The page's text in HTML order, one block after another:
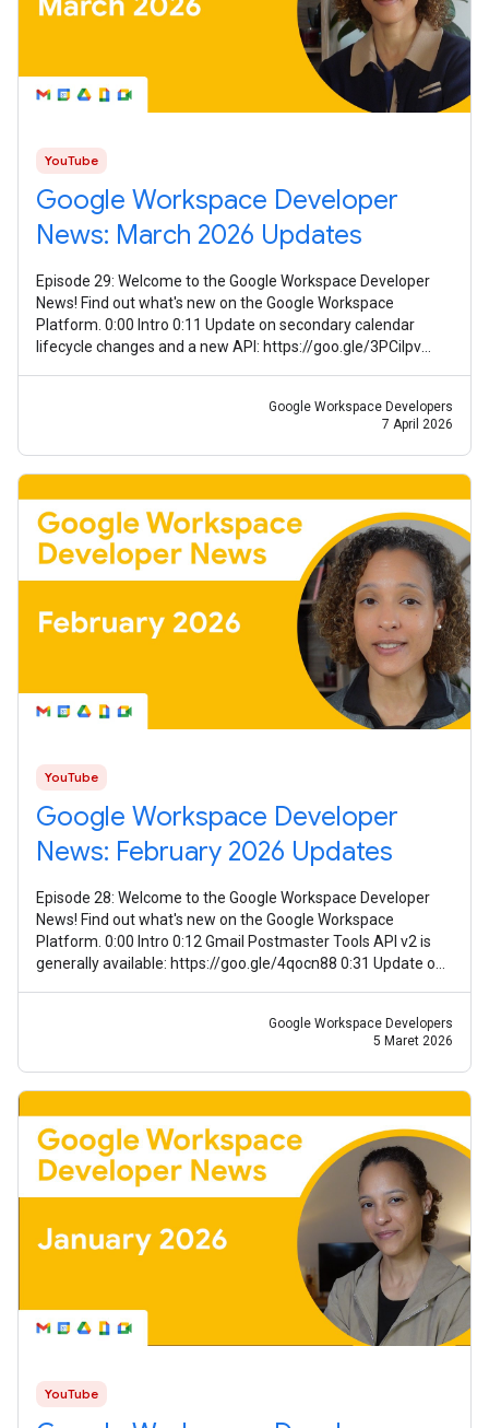
YouTube
Google Workspace Developer
News: March 2026 Updates
Episode 29: Welcome to the Google Workspace Developer
News! Find out what's new on the Google Workspace
Platform. 0:00 Intro 0:11 Update on secondary calendar
lifecycle changes and a new API: https://goo.gle/3PCilpv
Google Workspace Developers
7 April 2026
YouTube
Google Workspace Developer
News: February 2026 Updates
Episode 28: Welcome to the Google Workspace Developer
News! Find out what's new on the Google Workspace
Platform. 0:00 Intro 0:12 Gmail Postmaster Tools API v2 is
generally available: https://goo.gle/4qocn88 0:31 Update on
Google Workspace Developers
5 Maret 2026
YouTube